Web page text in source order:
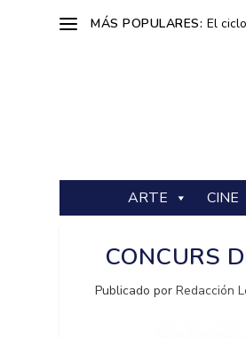
MÁS POPULARES: El
ARTE CINE
CONCURS
Publicado porRedacción